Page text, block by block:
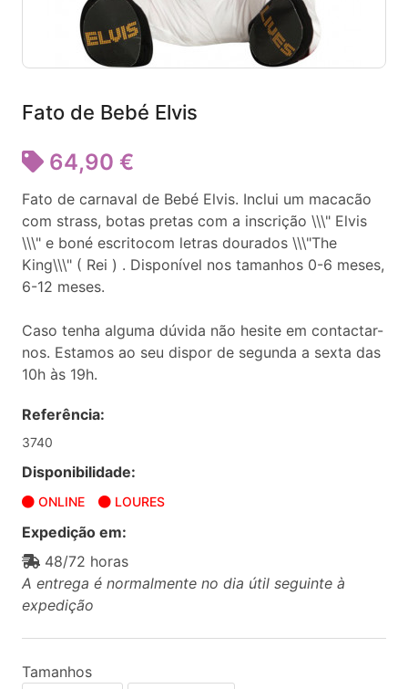
Fato de Bebé Elvis
64,90 €
Fato de carnaval de Bebé Elvis. Inclui um macacão
com strass, botas pretas com a inscrição \\\" Elvis
\\\" e boné escritocom letras dourados \\\"The
King\\\" ( Rei ) . Disponível nos tamanhos 0-6 meses,
6-12 meses.
Caso tenha alguma dúvida não hesite em contactar-
nos. Estamos ao seu dispor de segunda a sexta das
10h às 19h.
Referência:
3740
Disponibilidade:
ONLINE LOURES
Expedição em:
48/72 horas
A entrega é normalmente no dia útil seguinte à
expedição
Tamanhos